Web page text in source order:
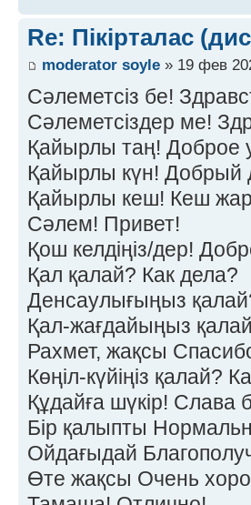
Re: Пікірталас
moderator soyle » 19 фев
Сәлеметсіз бе!
Сәлеметсіздер ме!
Қайырлы таң! Доброе
Қайырлы күн! Добрый
Қайырлы кеш! Кеш
Сәлем! Привет!
Қош келдіңіз/дер!
Қал қалай? Как дела?
Денсаулығыңыз
Қал-жағдайыңыз
Рахмет, жақсы
Көңіл-күйіңіз қалай?
Құдайға шүкір! Слава
Бір қалыпты
Ойдағыдай
Өте жақсы Очень